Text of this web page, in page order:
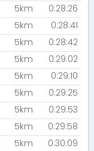
5km
0:28:26
5km
0:28:41
5km
0:28:42
5km
0:29:02
5km
0:29:10
5km
0:29:25
5km
0:29:53
5km
0:29:58
5km
0:30:09